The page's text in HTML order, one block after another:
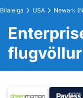
Bílaleiga USA Newark
flugvöllur